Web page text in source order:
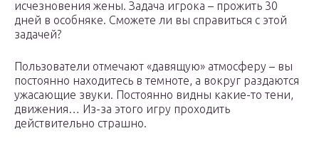
исчезновения жены. Задача игрока – прожить 30
дней в особняке. Сможете ли вы справиться с этой
задачей?
Пользователи отмечают «давящую» атмосферу – вы
постоянно находитесь в темноте, а вокруг раздаются
ужасающие звуки. Постоянно видны какие-то тени,
движения… Из-за этого игру проходить
действительно страшно.